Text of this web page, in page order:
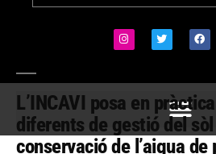
L’INCAVI posa en
diferents de gestió del
conservació de l’aigua de